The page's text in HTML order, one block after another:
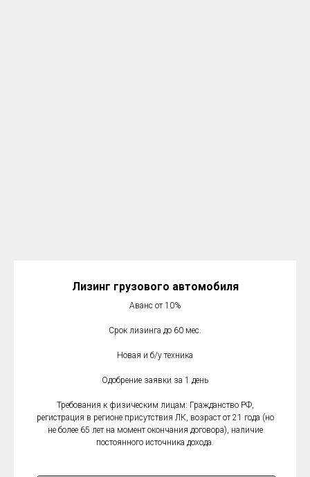
Лизинг грузового автомобиля
Аванс от 10%
Срок лизинга до 60 мес.
Новая и б/у техника
Одобрение заявки за 1 день
Требования к физическим лицам: Гражданство РФ,
регистрация в регионе присутствия ЛК, возраст от 21 года (но
не более 65 лет на момент окончания договора), наличие
постоянного источника дохода.